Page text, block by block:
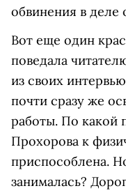
обвинения в деле
Вот еще один
поведала
из своих
почти сразу же
работы. По какой
Прохорова к
приспособлена.
занималась?